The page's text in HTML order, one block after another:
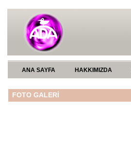
ANA SAYFA HAKKIMIZDA
FOTO GALERİ